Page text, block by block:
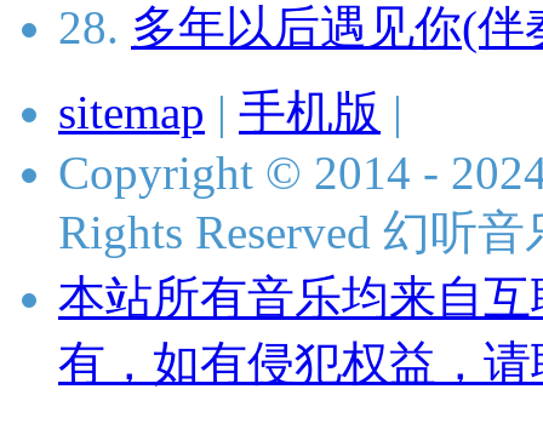
28. 多年以后遇见你(伴
sitemap | 手机版 |
Copyright © 2014 -
Rights Reserved 幻听
本站所有音乐均来自
有，如有侵犯权益，